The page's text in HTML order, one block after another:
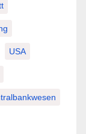
USA